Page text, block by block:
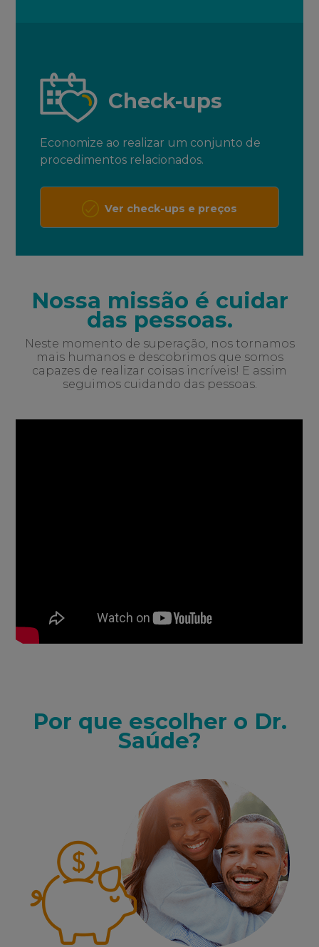
Check-ups
Economize ao realizar um conjunto de
procedimentos relacionados.
Ver check-ups e preços
Nossa missão é cuidar
das pessoas.
Neste momento de superação, nos tornamos
mais humanos e descobrimos que somos
capazes de realizar coisas incríveis! E assim
seguimos cuidando das pessoas.
Por que escolher o Dr.
Saúde?